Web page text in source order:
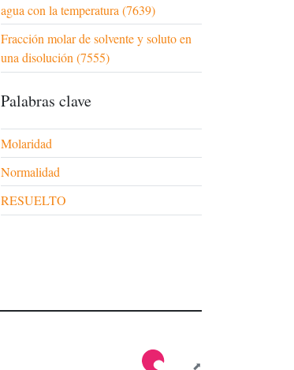
agua con la temperatura (7639)
Fracción molar de solvente y soluto en
una disolución (7555)
Palabras clave
Molaridad
Normalidad
RESUELTO